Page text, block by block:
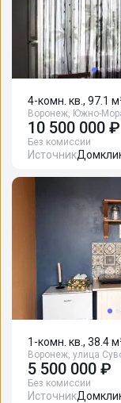
4-комн. кв., 97.1
Воронеж, Южно-
10 500 000 ₽
Без комиссии
Источник
1-комн. кв., 38.4
Воронеж, улица
5 500 000 ₽
Без комиссии
Источник